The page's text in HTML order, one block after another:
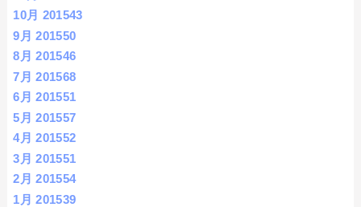
10月 201543
9月 201550
8月 201546
7月 201568
6月 201551
5月 201557
4月 201552
3月 201551
2月 201554
1月 201539